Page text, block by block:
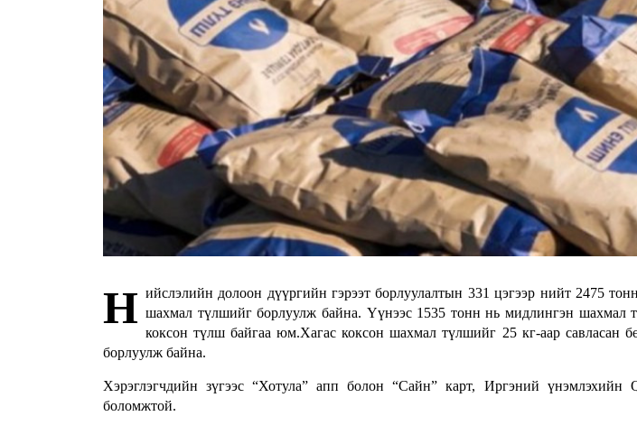
Н ийслэлийн долоон дүүргийн гэрээт борлуулалтын 331 цэгээр нийт 2475
шахмал түлшийг борлуулж байна. Үүнээс 1535 тонн нь мидлингэн шахмал
коксон түлш байгаа юм.Хагас коксон шахмал түлшийг 25 кг-аар савласан
борлуулж байна.
Хэрэглэгчдийн зүгээс “Хотула” апп болон “Сайн” карт, Иргэний
боломжтой.